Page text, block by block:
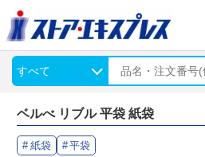
ベルべ リブル 平袋 紙袋
紙袋 平袋